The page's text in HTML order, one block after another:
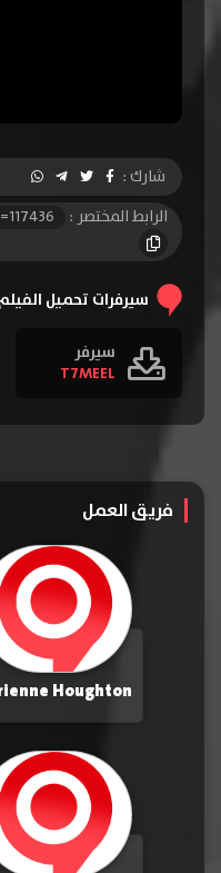
شارك :
الرابط المختصر :
سيرفرات تحميل
سيرفر
T7MEEL
فريق العمل